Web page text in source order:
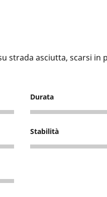
strada asciutta, scarsi in
Durata
4
Stabilità
3